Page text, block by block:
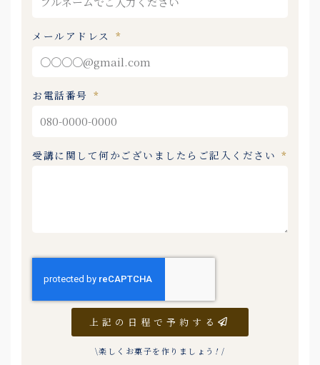
メールアドレス
お電話番号
受講に関して何かございましたらご記入ください
上記の日程で予約する
\楽しくお菓子を作りましょう !/